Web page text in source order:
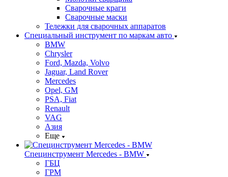
Сварочные краги
Сварочные маски
Тележки для сварочных аппаратов
Специальный инструмент по маркам авто
BMW
Chrysler
Ford, Mazda, Volvo
Jaguar, Land Rover
Mercedes
Opel, GM
PSA, Fiat
Renault
VAG
Азия
Еще
Специнструмент Mercedes - BMW
ГБЦ
ГРМ